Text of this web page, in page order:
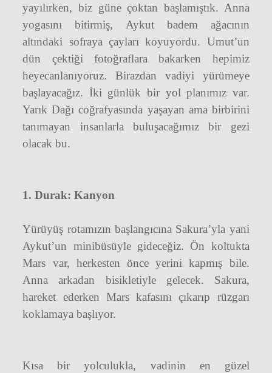
yayılırken, biz güne çoktan başlamıştık. Anna
yogasını bitirmiş, Aykut badem ağacının
altındaki sofraya çayları koyuyordu. Umut’un
dün çektiği fotoğraflara bakarken hepimiz
heyecanlanıyoruz. Birazdan vadiyi yürümeye
başlayacağız. İki günlük bir yol planımız var.
Yarık Dağı coğrafyasında yaşayan ama birbirini
tanımayan insanlarla buluşacağımız bir gezi
olacak bu.
1. Durak: Kanyon
Yürüyüş rotamızın başlangıcına Sakura’yla yani
Aykut’un minibüsüyle gideceğiz. Ön koltukta
Mars var, herkesten önce yerini kapmış bile.
Anna arkadan bisikletiyle gelecek. Sakura,
hareket ederken Mars kafasını çıkarıp rüzgarı
koklamaya başlıyor.
Kısa bir yolculukla, vadinin en güzel